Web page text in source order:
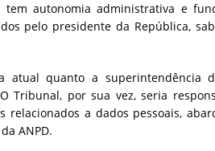
autonomia administrativa e
pelo presidente da República,
atual quanto a superintendência
Tribunal, por sua vez, seria
a dados pessoais,
ANPD.